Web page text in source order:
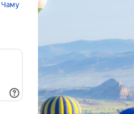
Чаму